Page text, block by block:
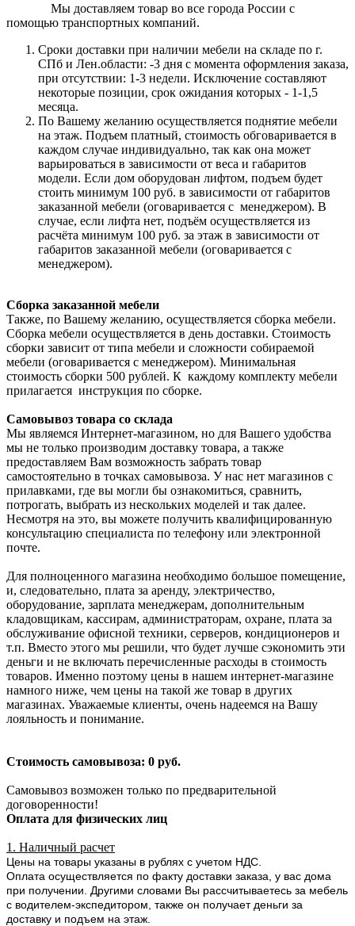
Мы доставляем товар во все города России с
помощью транспортных компаний.
Сроки доставки при наличии мебели на складе по г.
СПб и Лен.области: -3 дня с момента оформления заказа,
при отсутствии: 1-3 недели. Исключение составляют
некоторые позиции, срок ожидания которых - 1-1,5
месяца.
По Вашему желанию осуществляется поднятие мебели
на этаж. Подъем платный, стоимость обговаривается в
каждом случае индивидуально, так как она может
варьироваться в зависимости от веса и габаритов
модели. Если дом оборудован лифтом, подъем будет
стоить минимум 100 руб. в зависимости от габаритов
заказанной мебели (оговаривается с менеджером). В
случае, если лифта нет, подъём осуществляется из
расчёта минимум 100 руб. за этаж в зависимости от
габаритов заказанной мебели (оговаривается с
менеджером).
Сборка заказанной мебели
Также, по Вашему желанию, осуществляется сборка мебели.
Сборка мебели осуществляется в день доставки. Стоимость
сборки зависит от типа мебели и сложности собираемой
мебели (оговаривается с менеджером). Минимальная
стоимость сборки 500 рублей. К каждому комплекту мебели
прилагается инструкция по сборке.
Самовывоз товара со склада
Мы являемся Интернет-магазином, но для Вашего удобства
мы не только производим доставку товара, а также
предоставляем Вам возможность забрать товар
самостоятельно в точках самовывоза. У нас нет магазинов с
прилавками, где вы могли бы ознакомиться, сравнить,
потрогать, выбрать из нескольких моделей и так далее.
Несмотря на это, вы можете получить квалифицированную
консультацию специалиста по телефону или электронной
почте.
Для полноценного магазина необходимо большое помещение,
и, следовательно, плата за аренду, электричество,
оборудование, зарплата менеджерам, дополнительным
кладовщикам, кассирам, администраторам, охране, плата за
обслуживание офисной техники, серверов, кондиционеров и
т.п. Вместо этого мы решили, что будет лучше сэкономить эти
деньги и не включать перечисленные расходы в стоимость
товаров. Именно поэтому цены в нашем интернет-магазине
намного ниже, чем цены на такой же товар в других
магазинах. Уважаемые клиенты, очень надеемся на Вашу
лояльность и понимание.
Стоимость самовывоза: 0 руб.
Самовывоз возможен только по предварительной
договоренности!
Оплата для физических лиц
1. Наличный расчет
Цены на товары указаны в рублях с учетом НДС.
Оплата осуществляется по факту доставки заказа, у вас дома
при получении. Другими словами Вы рассчитываетесь за мебель
с водителем-экспедитором, также он получает деньги за
доставку и подъем на этаж.